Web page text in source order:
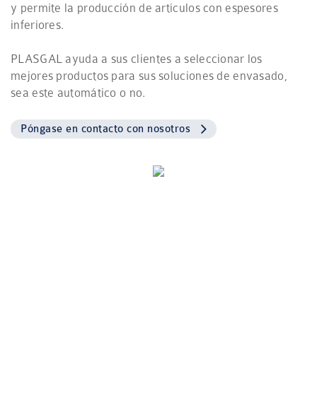
y permite la producción de artículos con espesores
inferiores.
PLASGAL ayuda a sus clientes a seleccionar los
mejores productos para sus soluciones de envasado,
sea este automático o no.
Póngase en contacto con nosotros